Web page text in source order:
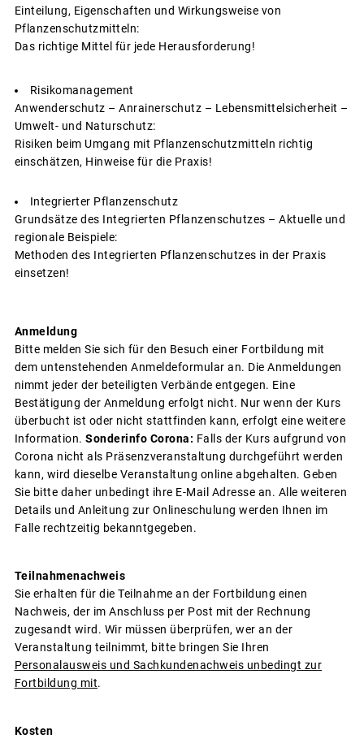
Einteilung, Eigenschaften und Wirkungsweise von
Pflanzenschutzmitteln:
Das richtige Mittel für jede Herausforderung!
Risikomanagement
Anwenderschutz – Anrainerschutz – Lebensmittelsicherheit –
Umwelt- und Naturschutz:
Risiken beim Umgang mit Pflanzenschutzmitteln richtig
einschätzen, Hinweise für die Praxis!
Integrierter Pflanzenschutz
Grundsätze des Integrierten Pflanzenschutzes – Aktuelle und
regionale Beispiele:
Methoden des Integrierten Pflanzenschutzes in der Praxis
einsetzen!
Anmeldung
Bitte melden Sie sich für den Besuch einer Fortbildung mit
dem untenstehenden Anmeldeformular an. Die Anmeldungen
nimmt jeder der beteiligten Verbände entgegen. Eine
Bestätigung der Anmeldung erfolgt nicht. Nur wenn der Kurs
überbucht ist oder nicht stattfinden kann, erfolgt eine weitere
Information. Sonderinfo Corona: Falls der Kurs aufgrund von
Corona nicht als Präsenzveranstaltung durchgeführt werden
kann, wird dieselbe Veranstaltung online abgehalten. Geben
Sie bitte daher unbedingt ihre E-Mail Adresse an. Alle weiteren
Details und Anleitung zur Onlineschulung werden Ihnen im
Falle rechtzeitig bekanntgegeben.
Teilnahmenachweis
Sie erhalten für die Teilnahme an der Fortbildung einen
Nachweis, der im Anschluss per Post mit der Rechnung
zugesandt wird. Wir müssen überprüfen, wer an der
Veranstaltung teilnimmt, bitte bringen Sie Ihren
Personalausweis und Sachkundenachweis unbedingt zur
Fortbildung mit.
Kosten